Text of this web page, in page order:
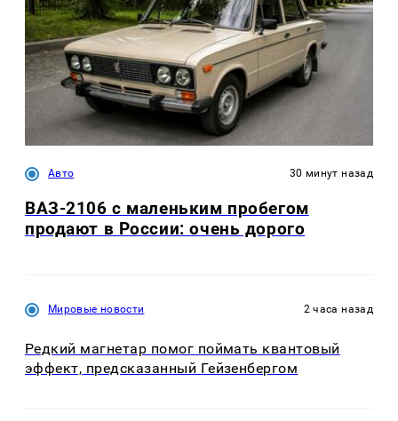
Авто 30 минут назад
ВАЗ-2106 с маленьким пробегом
продают в России: очень дорого
Мировые новости 2 часа назад
Редкий магнетар помог поймать квантовый
эффект, предсказанный Гейзенбергом